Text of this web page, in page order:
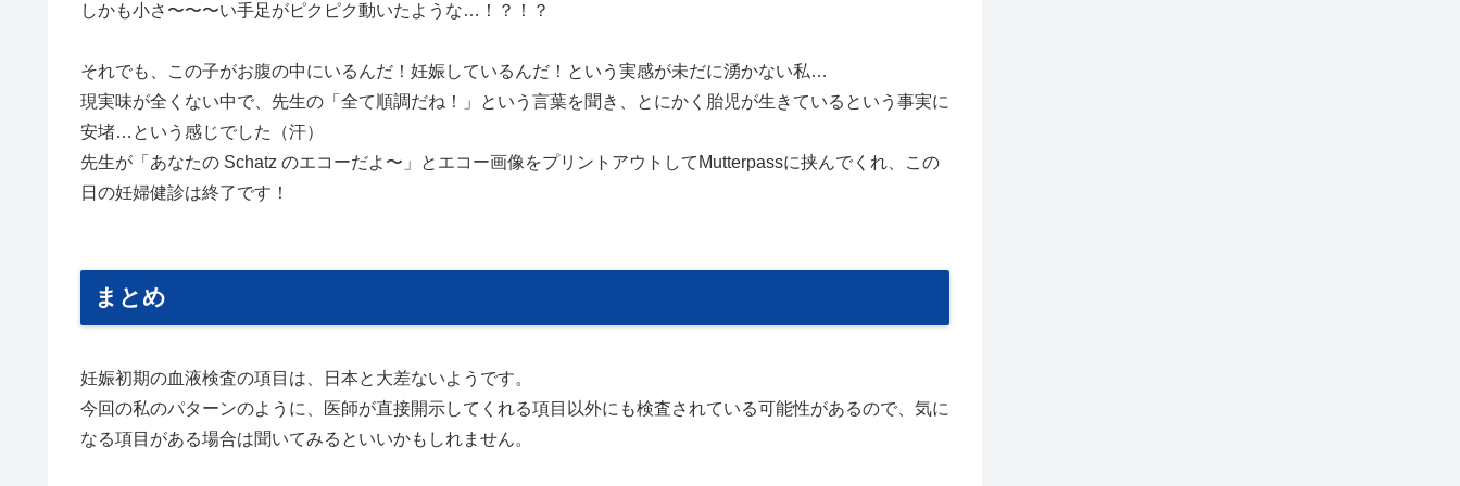
しかも小さ〜〜〜い手足がピクピク動いたような…！？！？
それでも、この子がお腹の中にいるんだ！妊娠しているんだ！という実感が未だに湧かない私…
現実味が全くない中で、先生の「全て順調だね！」という言葉を聞き、とにかく胎児が生きているという事実に
安堵…という感じでした（汗）
先生が「あなたの Schatz のエコーだよ〜」とエコー画像をプリントアウトしてMutterpassに挟んでくれ、この
日の妊婦健診は終了です！
まとめ
妊娠初期の血液検査の項目は、日本と大差ないようです。
今回の私のパターンのように、医師が直接開示してくれる項目以外にも検査されている可能性があるので、気に
なる項目がある場合は聞いてみるといいかもしれません。